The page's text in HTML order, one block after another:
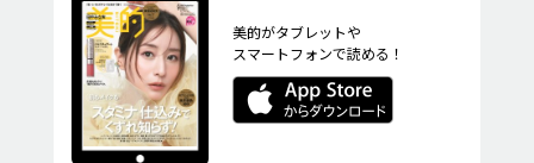
美的がタブレットや
スマートフォンで読める！